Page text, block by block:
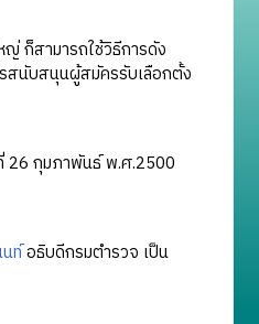
ก็สามารถใช้วิธีการดัง
สนับสนุนผู้สมัครรับเลือกตั้ง
26 กุมภาพันธ์ พ.ศ.2500
ท์อธิบดีกรมตำรวจ เป็น